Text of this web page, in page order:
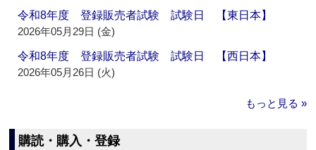
令和8年度 登録販売者試験 試験日 【東日本】
2026年05月29日 (金)
令和8年度 登録販売者試験 試験日 【西日本】
2026年05月26日 (火)
もっと見る »
購読・購入・登録